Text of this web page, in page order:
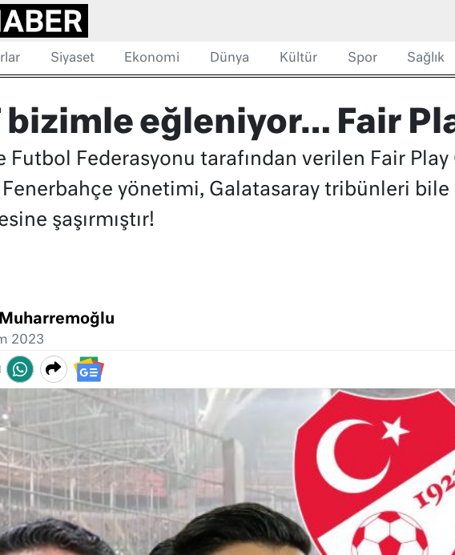
Siyaset Ekonomi Dünya Kültür Spor Sağlık
bizimle eğleniyor… Fair
Futbol Federasyonu tarafından verilen Fair
Fenerbahçe yönetimi, Galatasaray tribünleri
şaşırmıştır!
2023